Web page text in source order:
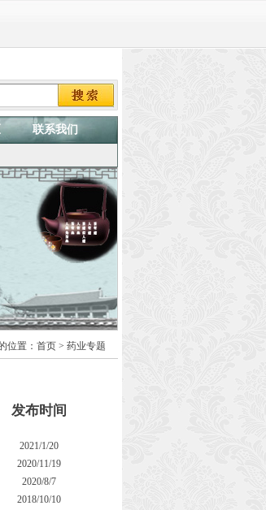
联系我们
位置： 首页 > 药业专题
发布时间
2021/1/20
2020/11/19
2020/8/7
2018/10/10